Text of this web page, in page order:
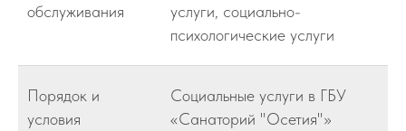
обслуживания
услуги, социально-
психологические услуги
Порядок и
условия
Социальные услуги в ГБУ
«Санаторий "Осетия"»